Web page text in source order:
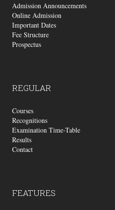
Admission Announcements
Online Admission
Important Dates
Fee Structure
Prospectus
REGULAR
Courses
Recognitions
Examination Time-Table
Results
Contact
FEATURES